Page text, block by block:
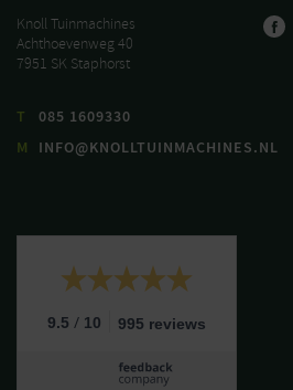
Knoll Tuinmachines
Achthoevenweg 40
7951 SK Staphorst
T
085 1609330
M
INFO@KNOLLTUINMACHINES.NL
9.5 / 10 995 reviews